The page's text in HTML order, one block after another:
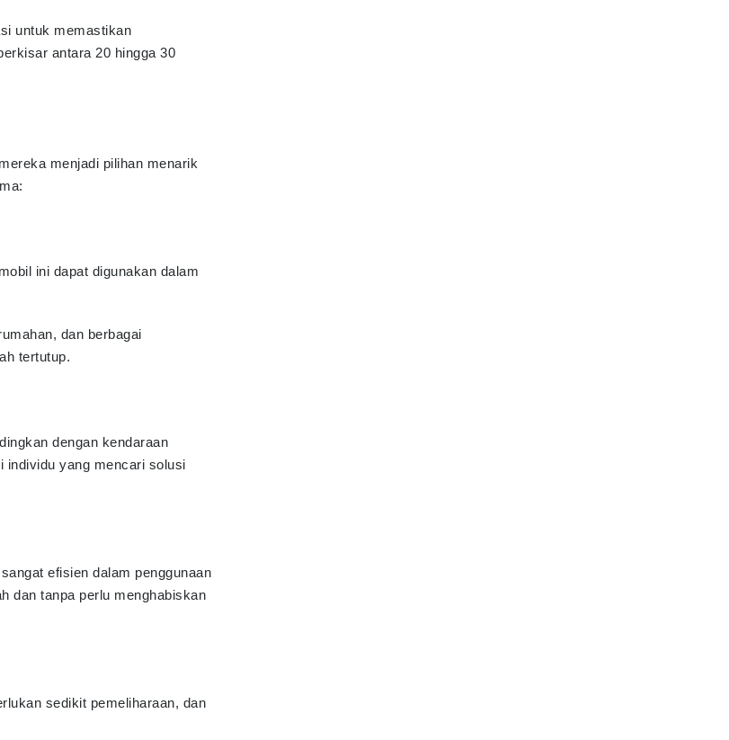
untuk memastikan
antara 20 hingga 30
menjadi pilihan menarik
ini dapat digunakan dalam
dan berbagai
tertutup.
dengan kendaraan
individu yang mencari solusi
efisien dalam penggunaan
dan tanpa perlu menghabiskan
sedikit pemeliharaan, dan